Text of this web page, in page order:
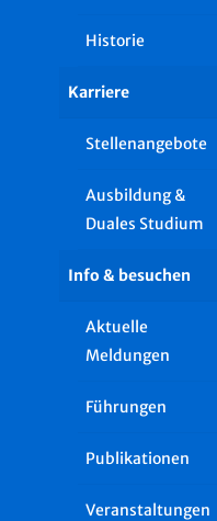
Historie
Karriere
Stellenangebote
Ausbildung &
Duales Studium
Info & besuchen
Aktuelle
Meldungen
Führungen
Publikationen
Veranstaltungen